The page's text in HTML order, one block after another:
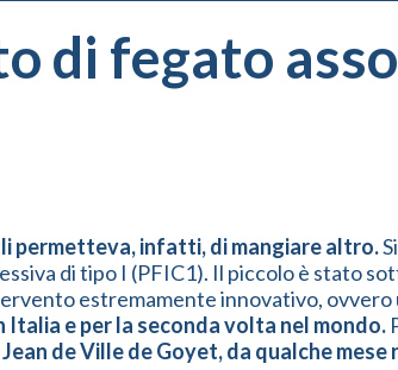
di fegato
permetteva, infatti, di mangiare altro.
di tipo I (PFIC1). Il piccolo è stato
estremamente innovativo, ovvero
Italia e per la seconda volta nel mondo.
Jean de Ville de Goyet,da qualche